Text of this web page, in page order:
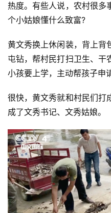
热度。有些人说，农村很多
个小姑娘懂什么致富?
黄文秀换上休闲装，背上背
屯钻，帮村民打扫卫生、干
小孩要上学，主动帮孩子申
很快，黄文秀就和村民们打
成了文秀书记、文秀姑娘。